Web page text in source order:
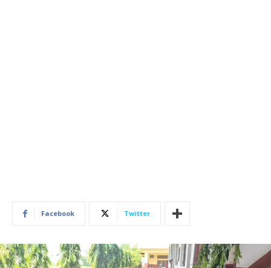
Facebook Twitter